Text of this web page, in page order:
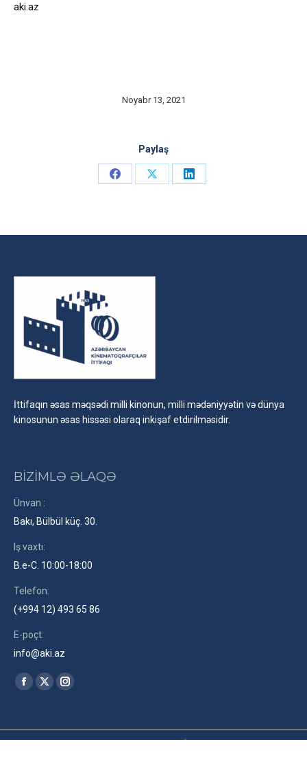
aki.az
Noyabr 13, 2021
Paylaş
Share
Share
Share
İttifaqın əsas məqsədi milli kinonun, milli mədəniyyətin və dünya
kinosunun əsas hissəsi olaraq inkişaf etdirilməsidir.
BİZİMLƏ ƏLAQƏ
Ünvan :
Bakı, Bülbül küç. 30.
Iş vaxtı:
B.e-C. 10:00-18:00
Telefon:
(+994 12) 493 65 86
E-poçt:
info@aki.az
Find us on:
Facebook
in
X
in
Instagram
in
2026© Azərbaycan Kinematoqrafçılar İttifaqı. Site byRENLEY